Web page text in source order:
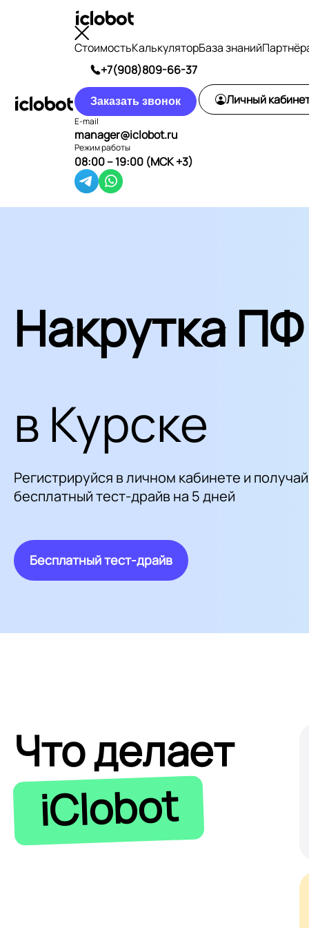
СтоимостьКалькуляторБаза знаний
+7(908)809-66-37
Заказать звонок Личный
E-mail
manager@iclobot.ru
Режим работы
08:00 – 19:00 (МСК +3)
Накрутка ПФ
в Курске
Регистрируйся в личном кабинете и получай
бесплатный тест-драйв на 5 дней
Бесплатный тест-драйв
Что делает
iClobot